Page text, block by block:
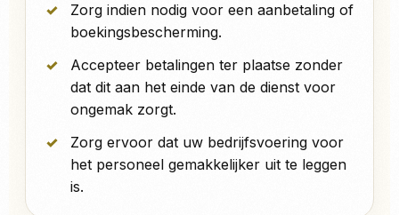
Zorg indien nodig voor een aanbetaling of
boekingsbescherming.
Accepteer betalingen ter plaatse zonder
dat dit aan het einde van de dienst voor
ongemak zorgt.
Zorg ervoor dat uw bedrijfsvoering voor
het personeel gemakkelijker uit te leggen
is.